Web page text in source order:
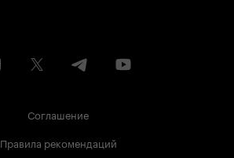
Соглашение
Правила рекомендаций